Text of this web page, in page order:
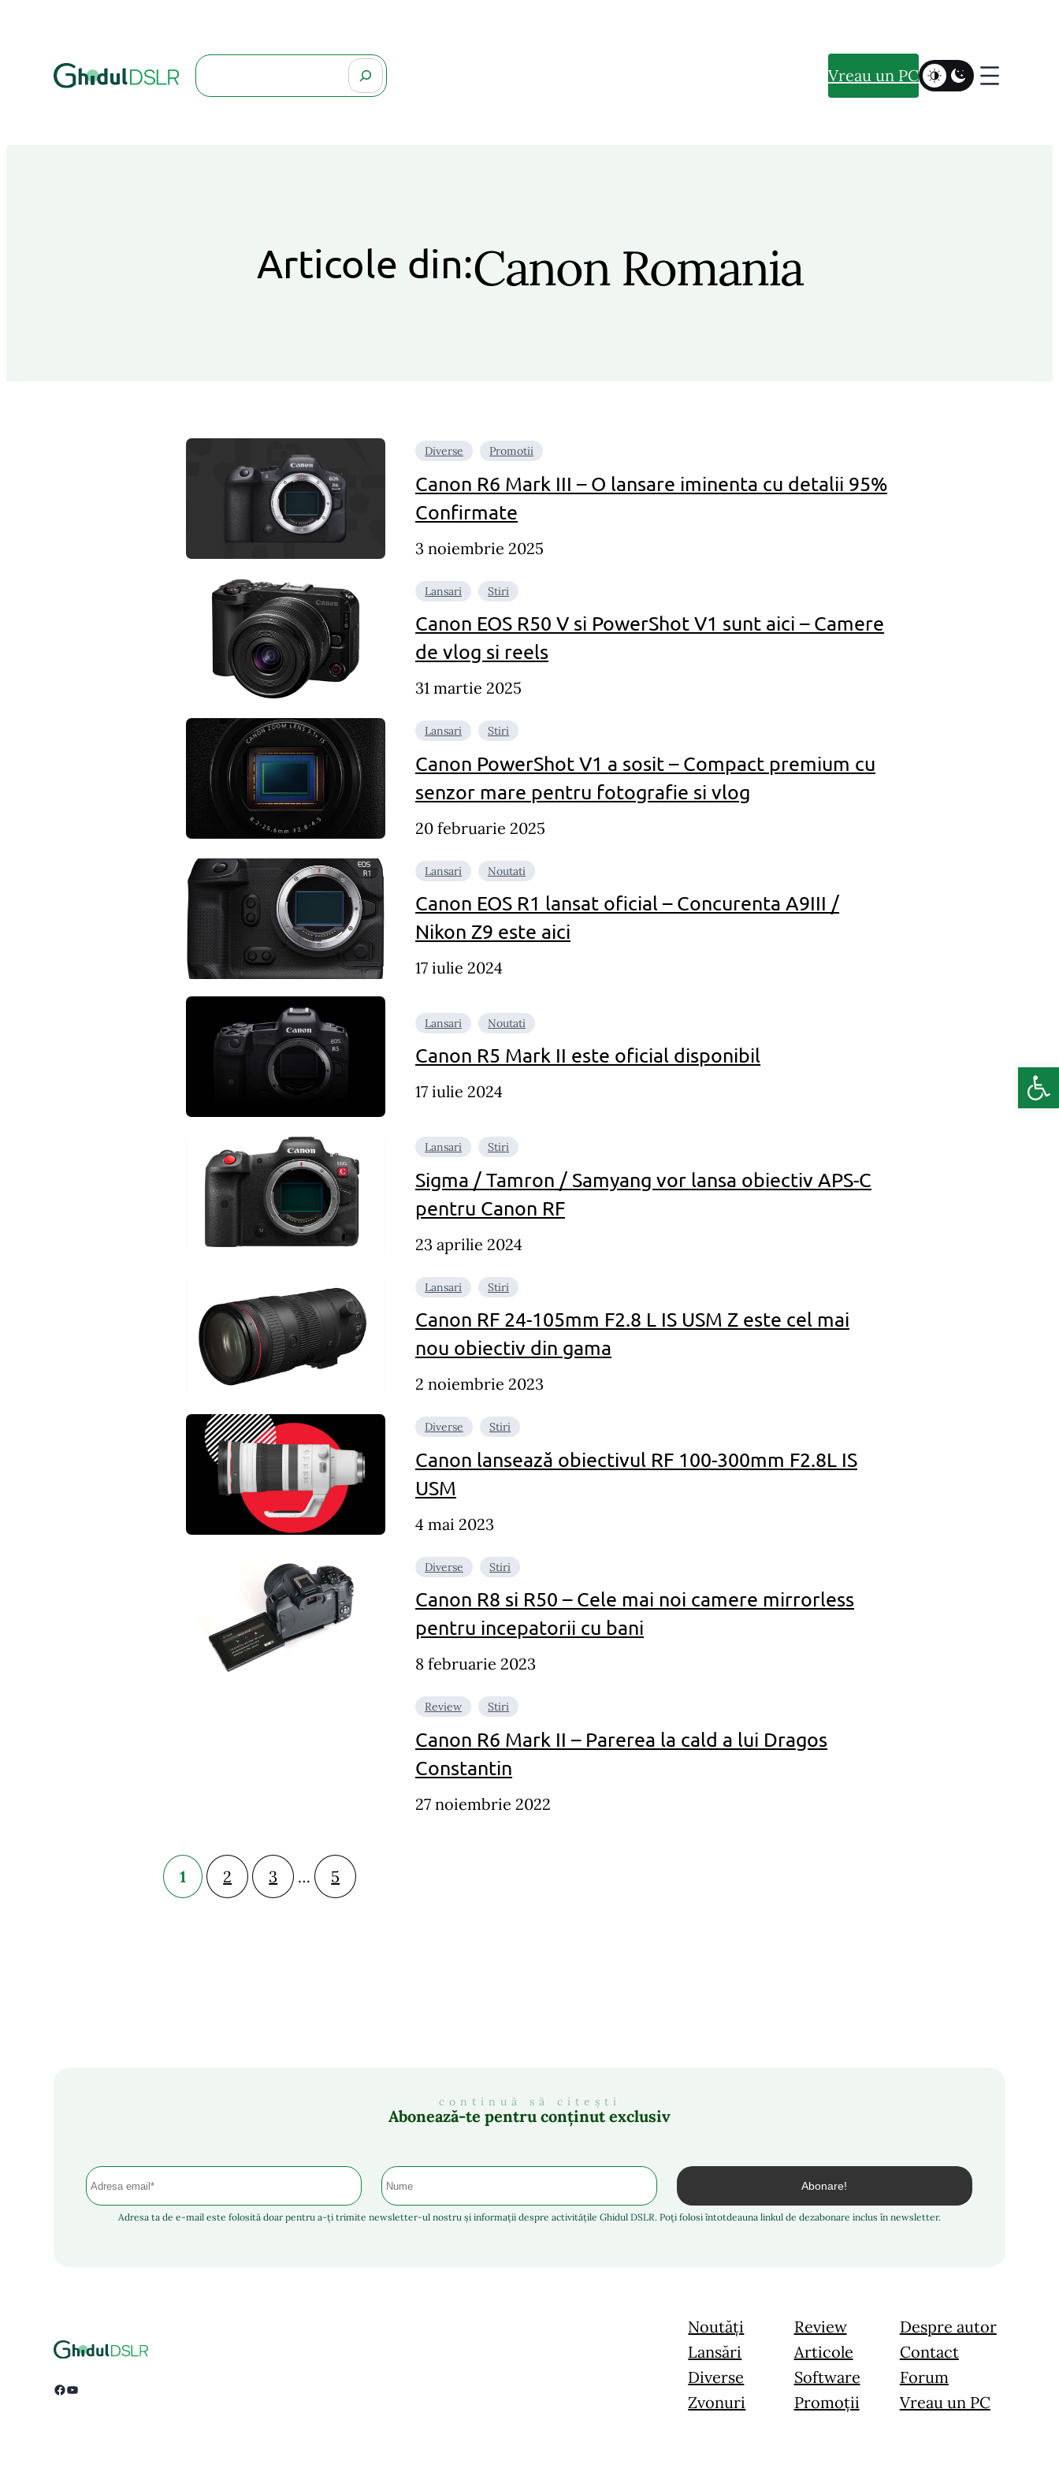
Search Vreau un PC
Articole din:Canon Romania
Diverse Promotii
Canon R6 Mark III – O lansare iminenta cu detalii 95%
Confirmate
3 noiembrie 2025
Lansari Stiri
Canon EOS R50 V si PowerShot V1 sunt aici – Camere
de vlog si reels
31 martie 2025
Lansari Stiri
Canon PowerShot V1 a sosit – Compact premium cu
senzor mare pentru fotografie si vlog
20 februarie 2025
Lansari Noutati
Canon EOS R1 lansat oficial – Concurenta A9III /
Nikon Z9 este aici
17 iulie 2024
Lansari Noutati
Canon R5 Mark II este oficial disponibil
17 iulie 2024
Lansari Stiri
Sigma / Tamron / Samyang vor lansa obiectiv APS-C
pentru Canon RF
23 aprilie 2024
Lansari Stiri
Canon RF 24-105mm F2.8 L IS USM Z este cel mai
nou obiectiv din gama
2 noiembrie 2023
Diverse Stiri
Canon lansează obiectivul RF 100-300mm F2.8L IS
USM
4 mai 2023
Diverse Stiri
Canon R8 si R50 – Cele mai noi camere mirrorless
pentru incepatorii cu bani
8 februarie 2023
Review Stiri
Canon R6 Mark II – Parerea la cald a lui Dragos
Constantin
27 noiembrie 2022
1 2 3 … 5
continuă să citești
Abonează-te pentru conținut exclusiv
Adresa ta de e-mail este folosită doar pentru a-ți trimite newsletter-ul nostru și informații despre activitățile Ghidul DSLR. Poți folosi întotdeauna linkul de dezabonare inclus în newsletter.
Facebook YouTube
Noutăți
Lansări
Diverse
Zvonuri
Review
Articole
Software
Promoții
Despre autor
Contact
Forum
Vreau un PC